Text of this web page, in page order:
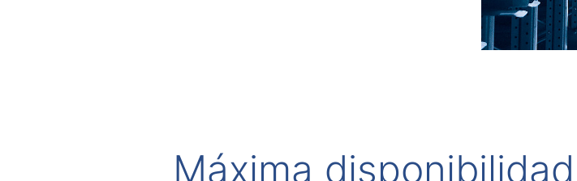
Máxima